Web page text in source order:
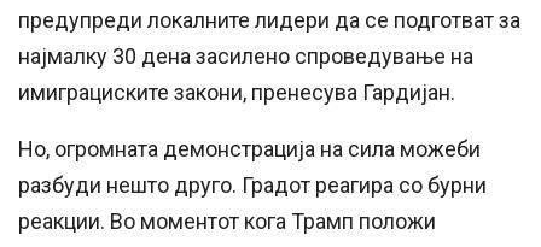
предупреди локалните лидери да се подготват за
најмалку 30 дена засилено спроведување на
имиграциските закони, пренесува Гардијан.
Но, огромната демонстрација на сила можеби
разбуди нешто друго. Градот реагира со бурни
реакции. Во моментот кога Трамп положи